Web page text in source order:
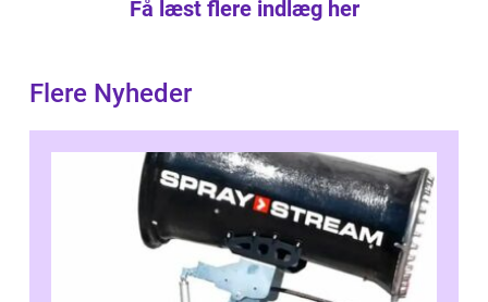
Få læst flere indlæg her
Flere Nyheder